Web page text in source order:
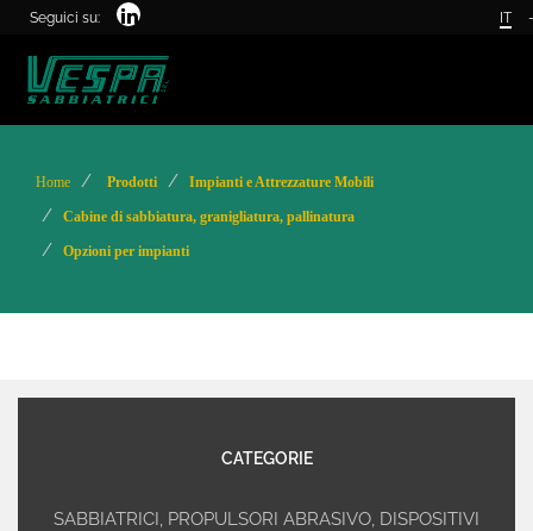
Seguici su: IT -
Home Prodotti Impianti e Attrezzature Mobili
Cabine di sabbiatura, granigliatura, pallinatura
Opzioni per impianti
CATEGORIE
SABBIATRICI, PROPULSORI ABRASIVO, DISPOSITIVI